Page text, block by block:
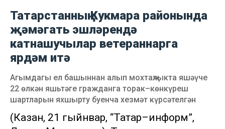
Татарстанның Кукмара районында
җәмәгать эшләрендә
катнашучылар ветераннарга
ярдәм итә
Агымдагы ел башыннан алып мохтаҗлыкта яшәүче
22 өлкән яшьтәге гражданга торак–көнкүреш
шартларын яхшырту буенча хезмәт күрсәтелгән
(Казан, 21 гыйнвар, “Татар–информ”,